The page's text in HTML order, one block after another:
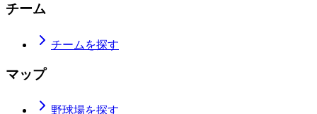
チーム
チームを探す
マップ
野球場を探す